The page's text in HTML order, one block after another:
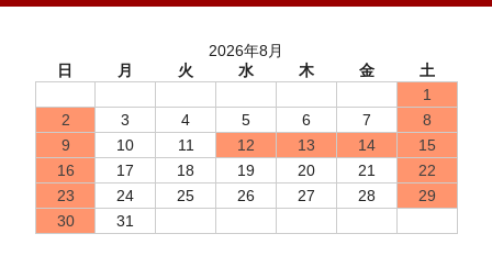
2026年8月
日
月 火 水 木 金
土
1
2
3 4 5 6 7
8
9
10 11 12 13 14
15
16
17 18 19 20 21
22
23
24 25 26 27 28
29
30
31